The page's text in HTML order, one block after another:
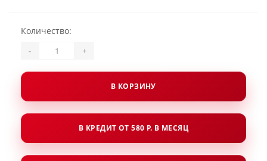
Количество:
- +
В КОРЗИНУ
В КРЕДИТ ОТ 580 Р. В МЕСЯЦ